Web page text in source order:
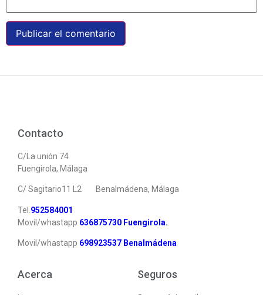
Seguros
Acerca
Contacto
C/La unión 74
Fuengirola, Málaga
C/ Sagitario11 L2 Benalmádena, Málaga
Tel. 952584001
Movil/whastapp 636875730 Fuengirola.
Movil/whastapp 698923537 Benalmádena